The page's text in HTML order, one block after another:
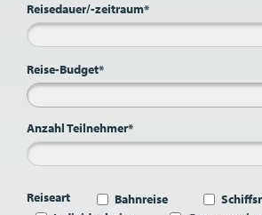
Reisedauer/-zeitraum*
Reise-Budget*
Anzahl Teilnehmer*
Reiseart Bahnreise